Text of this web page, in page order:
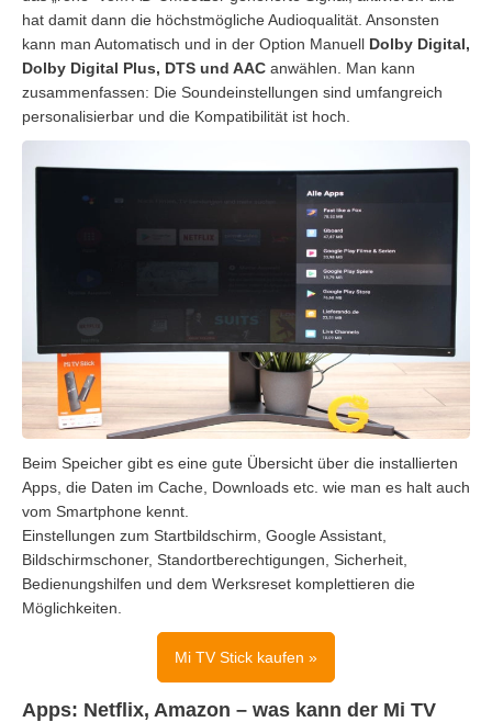
hat damit dann die höchstmögliche Audioqualität. Ansonsten
kann man Automatisch und in der Option Manuell Dolby Digital,
Dolby Digital Plus, DTS und AAC anwählen. Man kann
zusammenfassen: Die Soundeinstellungen sind umfangreich
personalisierbar und die Kompatibilität ist hoch.
Beim Speicher gibt es eine gute Übersicht über die installierten
Apps, die Daten im Cache, Downloads etc. wie man es halt auch
vom Smartphone kennt.
Einstellungen zum Startbildschirm, Google Assistant,
Bildschirmschoner, Standortberechtigungen, Sicherheit,
Bedienungshilfen und dem Werksreset komplettieren die
Möglichkeiten.
Mi TV Stick kaufen »
Apps: Netflix, Amazon – was kann der Mi TV